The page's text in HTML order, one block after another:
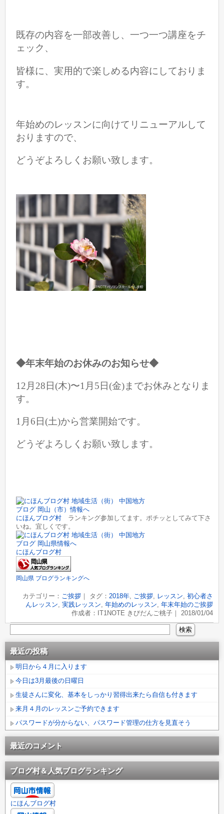
既存の内容を一部改善し、一つ一つ講座をチ
ェック、
皆様に、実用的で楽しめる内容にしておりま
す。
年始めのレッスンに向けてリニューアルして
おりますので、
どうぞよろしくお願い致します。
◆年末年始のお休みのお知らせ◆
12月28日(木)〜1月5日(金)までお休みとなりま
す。
1月6日(土)から営業開始です。
どうぞよろしくお願い致します。
にほんブログ村 ランキング参加してます。ポチッとしてみて下さ
いね。宜しくです。
にほんブログ村
岡山県 ブログランキングへ
カテゴリー： ご挨拶｜ タグ： 2018年, ご挨拶, レッスン 初心者さ
んレッスン 実践レッスン 年始めのレッスン 年末年始のご挨拶
作成者：IT1NOTE きびだんご桃子｜ 2018/01/04
最近の投稿
明日から４月に入ります
今日は3月最後の日曜日
生徒さんに変化、基本をしっかり習得出来たら自信も付きます
来月４月のレッスンご予約できます
パスワードが分からない、パスワード管理の仕方を見直そう
最近のコメント
ブログ村＆人気ブログランキング
にほんブログ村